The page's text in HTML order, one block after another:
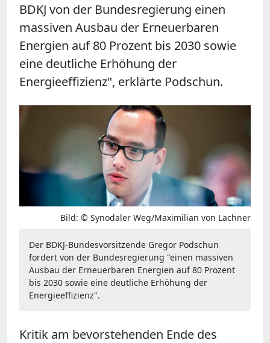
BDKJ von der Bundesregierung einen
massiven Ausbau der Erneuerbaren
Energien auf 80 Prozent bis 2030 sowie
eine deutliche Erhöhung der
Energieeffizienz", erklärte Podschun.
Bild: © Synodaler Weg/Maximilian von Lachner
Der BDKJ-Bundesvorsitzende Gregor Podschun
fordert von der Bundesregierung "einen massiven
Ausbau der Erneuerbaren Energien auf 80 Prozent
bis 2030 sowie eine deutliche Erhöhung der
Energieeffizienz".
Kritik am bevorstehenden Ende des